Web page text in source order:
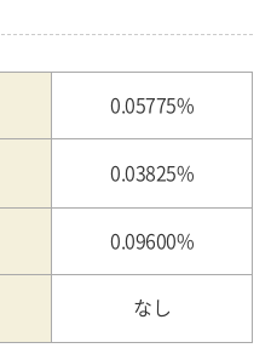
0.05775%
0.03825%
0.09600%
なし